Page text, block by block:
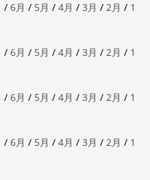
/ 6月 / 5月 / 4月 / 3月 / 2月 / 1
/ 6月 / 5月 / 4月 / 3月 / 2月 / 1
/ 6月 / 5月 / 4月 / 3月 / 2月 / 1
/ 6月 / 5月 / 4月 / 3月 / 2月 / 1